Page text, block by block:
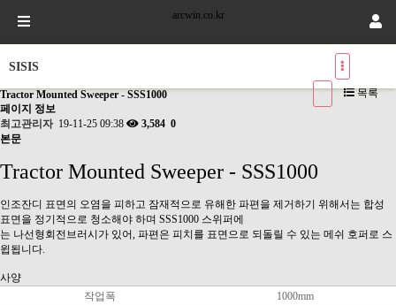
arcwin.co.kr
SISIS
목록
Tractor Mounted Sweeper - SSS1000
페이지 정보
최고관리자 19-11-25 09:38 3,584 0
본문
Tractor Mounted Sweeper - SSS1000
인조잔디 표면의 오염을 피하고 잠재적으로 유해한 파편을 제거하기 위해서는 합성
표면을 정기적으로 청소해야 하며 SSS1000 스위퍼에
는 나선형회전브러시가 있어, 파편은 피치를 표면으로 되돌릴 수 있는 메쉬 호퍼로 스
윕됩니다.
사양
작업폭
1000mm